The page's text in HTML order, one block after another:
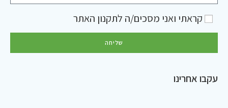
קראתי ואני מסכים/ה לתקנון האתר
שליחה
עקבו אחרינו